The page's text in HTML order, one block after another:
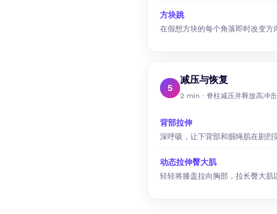
方块跳
在假想方块的每个角落即时改变方
5
减压与恢复
2 min · 脊柱减压并释放高冲
背部拉伸
深呼吸，让下背部和腘绳肌在剧烈
动态拉伸臀大肌
轻轻将膝盖拉向胸部，拉长臀大肌